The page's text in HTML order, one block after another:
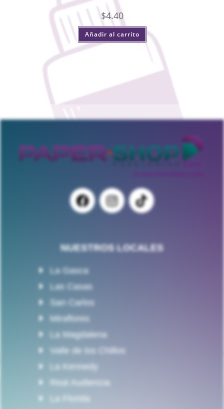
$4.40
Añadir al carrito
NUESTROS LOCALES
La Gasca
Las Casas
San Carlos
Miraflores
La Magdalena
Valle de los Chillos
La Kennedy
Real Audiencia
La Florida